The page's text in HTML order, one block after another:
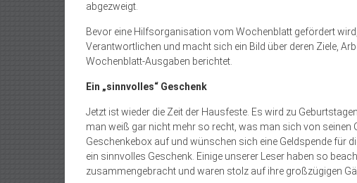
abgezweigt.
Bevor eine Hilfsorganisation vom Wochenblatt gefördert
Verantwortlichen und macht sich ein Bild über deren Ziele,
Wochenblatt-Ausgaben berichtet.
Ein „sinnvolles“ Geschenk
Jetzt ist wieder die Zeit der Hausfeste. Es wird zu
man weiß gar nicht mehr so recht, was man sich von seinen
Geschenkebox auf und wünschen sich eine Geldspende für
ein sinnvolles Geschenk. Einige unserer Leser haben so
zusammengebracht und waren stolz auf ihre großzügigen